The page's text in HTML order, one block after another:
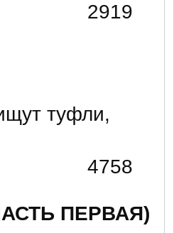
2919
туфли,
4758
ПЕРВАЯ)